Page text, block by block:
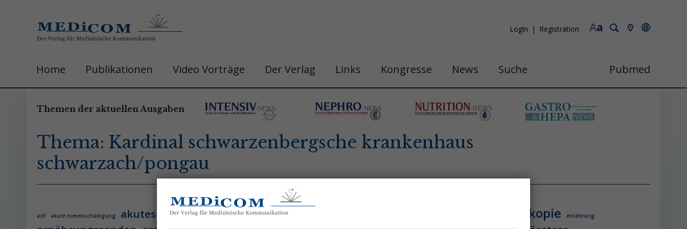
a
A
Login Registration
Home Publikationen Video Vorträge Der Verlag Links Kongresse News Suche Pubmed
Themen der aktuellen Ausgaben
Thema: Kardinal schwarzenbergsche krankenhaus
schwarzach/pongau
aclf akute nierenschädigung akutes leberversagen belastungshitzschlag endoskopie ernährung